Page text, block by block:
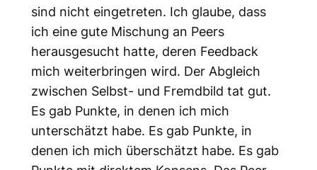
sind nicht eingetreten. Ich glaube, dass
ich eine gute Mischung an Peers
herausgesucht hatte, deren Feedback
mich weiterbringen wird. Der Abgleich
zwischen Selbst- und Fremdbild tat gut.
Es gab Punkte, in denen ich mich
unterschätzt habe. Es gab Punkte, in
denen ich mich überschätzt habe. Es gab